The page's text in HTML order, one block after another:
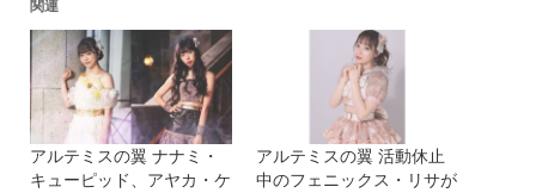
関連
アルテミスの翼 ナナミ・
キューピッド、アヤカ・ケ
アルテミスの翼 活動休止
中のフェニックス・リサが